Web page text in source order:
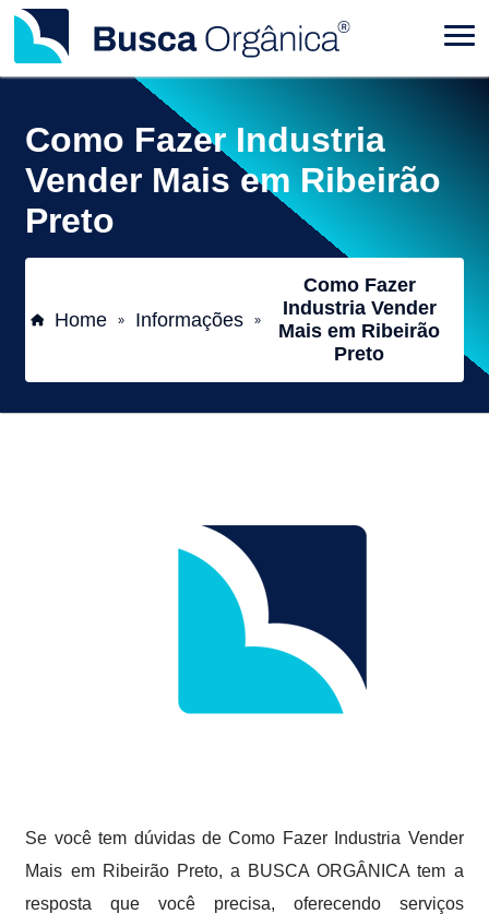
Como Fazer Industria
Vender Mais em Ribeirão
Preto
Home » Informações »
Como Fazer
Industria Vender
Mais em Ribeirão
Preto
Se você tem dúvidas de Como Fazer Industria Vender
Mais em Ribeirão Preto, a BUSCA ORGÂNICA tem a
resposta que você precisa, oferecendo serviços